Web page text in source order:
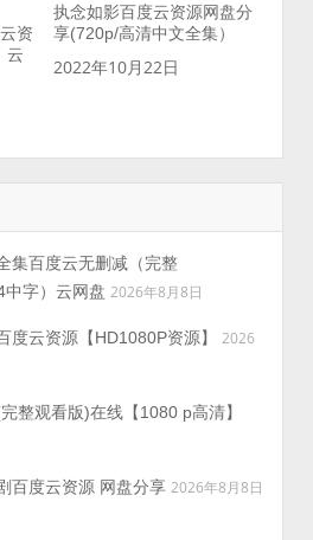
资
云
执念如影百度云资源网盘分
享(720p/高清中文全集）
2022年10月22日
集百度云无删减（完整
中字）云网盘 2026年8月8日
度云资源【HD1080P资源】
2026
完整观看版)在线【1080 p高清】
百度云资源 网盘分享 2026年8月8日